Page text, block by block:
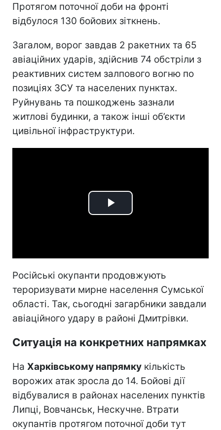
Протягом поточної доби на фронті
відбулося 130 бойових зіткнень.
Загалом, ворог завдав 2 ракетних та 65
авіаційних ударів, здійснив 74 обстріли з
реактивних систем залпового вогню по
позиціях ЗСУ та населених пунктах.
Руйнувань та пошкоджень зазнали
житлові будинки, а також інші об’єкти
цивільної інфраструктури.
Play
Російські окупанти продовжують
тероризувати мирне населення Сумської
області. Так, сьогодні загарбники завдали
авіаційного удару в районі Дмитрівки.
Ситуація на конкретних напрямках
На Харківському напрямку кількість
ворожих атак зросла до 14. Бойові дії
відбувалися в районах населених пунктів
Липці, Вовчанськ, Нескучне. Втрати
окупантів протягом поточної доби тут